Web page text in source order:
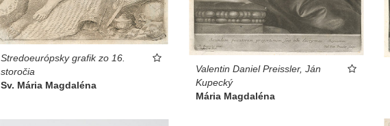
Stredoeurópsky grafik zo 16.
storočia
Sv. Mária Magdaléna
Valentin Daniel Preissler, Ján
Kupecký
Mária Magdaléna